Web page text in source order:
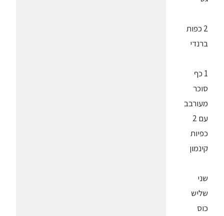
2 כפות
ברנדי
1 כף
סוכר
מעורבב
עם 2
כפיות
קינמון
שני
שליש
כוס